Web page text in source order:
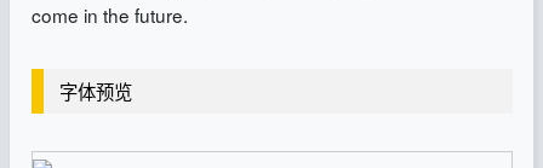
come in the future.
字体预览